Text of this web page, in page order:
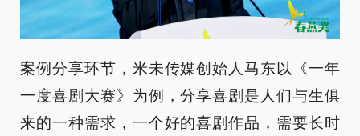
案例分享环节，米未传媒创始人马东以《一年
一度喜剧大赛》为例，分享喜剧是人们与生俱
来的一种需求，一个好的喜剧作品，需要长时